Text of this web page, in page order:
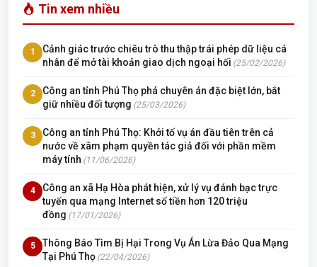
Tin xem nhiều
1
Cảnh giác trước chiêu trò thu thập trái phép dữ liệu cá
nhân để mở tài khoản giao dịch ngoại hối (25/02/2026)
2
Công an tỉnh Phú Thọ phá chuyên án đặc biệt lớn, bắt
giữ nhiều đối tượng (25/03/2026)
3
Công an tỉnh Phú Thọ: Khởi tố vụ án đầu tiên trên cả
nước về xâm phạm quyền tác giả đối với phần mềm
máy tính (11/06/2026)
4
Công an xã Hạ Hòa phát hiện, xử lý vụ đánh bạc trực
tuyến qua mạng Internet số tiền hơn 120 triệu
đồng (17/01/2026)
5
Thông Báo Tìm Bị Hại Trong Vụ Án Lừa Đảo Qua Mạng
Tại Phú Thọ (22/04/2026)